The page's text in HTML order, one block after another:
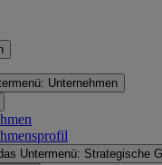
Unternehmen
Untermenü: Strategische